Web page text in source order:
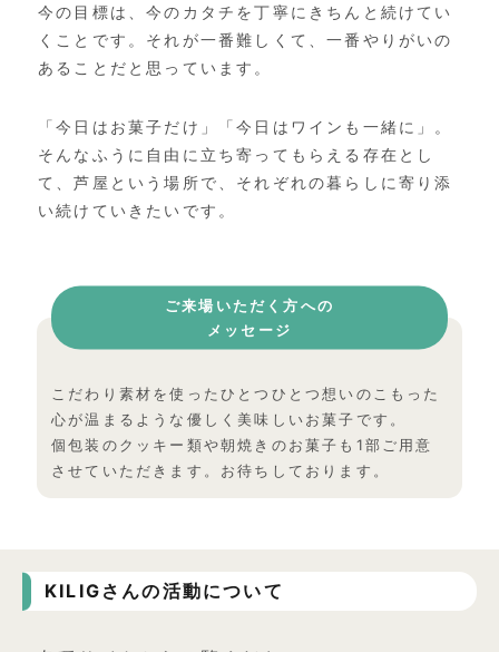
今の目標は、今のカタチを丁寧にきちんと続けてい
くことです。それが一番難しくて、一番やりがいの
あることだと思っています。
「今日はお菓子だけ」「今日はワインも一緒に」。
そんなふうに自由に立ち寄ってもらえる存在とし
て、芦屋という場所で、それぞれの暮らしに寄り添
い続けていきたいです。
ご来場いただく方への
メッセージ
こだわり素材を使ったひとつひとつ想いのこもった
心が温まるような優しく美味しいお菓子です。
個包装のクッキー類や朝焼きのお菓子も1部ご用意
させていただきます。お待ちしております。
KILIGさんの活動について